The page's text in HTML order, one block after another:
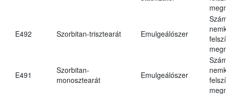
E492 Szorbitan-trisztearát Emulgeálószer
E491
Szorbitan-
monosztearát
Emulgeálószer